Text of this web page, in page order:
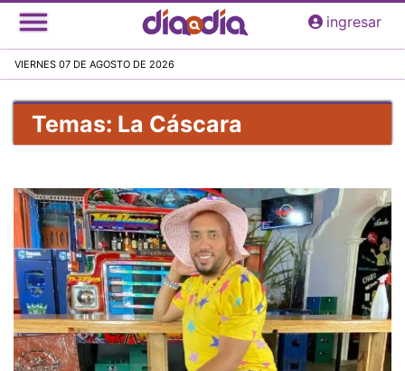
Pasar
al
principal
ingresar
VIERNES 07 DE AGOSTO DE 2026
Temas: La Cáscara